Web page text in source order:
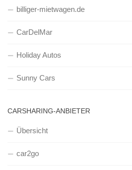
billiger-mietwagen.de
CarDelMar
Holiday Autos
Sunny Cars
CARSHARING-ANBIETER
Übersicht
car2go